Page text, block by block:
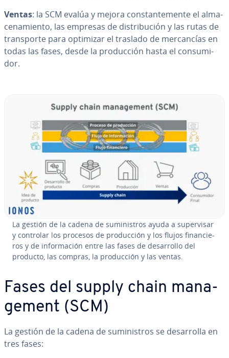
Ventas: la SCM evalúa y mejora co­n­s­ta­n­te­me­n­te el al­ma­
ce­na­mie­n­to, las empresas de di­s­tri­bu­ción y las rutas de
tra­n­s­po­r­te para optimizar el traslado de me­r­ca­n­cías en
todas las fases, desde la pro­du­c­ción hasta el co­n­su­mi­
dor.
La gestión de la cadena de su­mi­ni­s­tros ayuda a su­pe­r­vi­sar
y controlar los procesos de pro­du­c­ción y los flujos fi­na­n­cie­
ros y de in­fo­r­ma­ción entre las fases de de­sa­rro­llo del
producto, las compras, la pro­du­c­ción y las ventas.
Fases del supply chain ma­na­
ge­me­nt (SCM)
La gestión de la cadena de su­mi­ni­s­tros se de­sa­rro­lla en
tres fases: